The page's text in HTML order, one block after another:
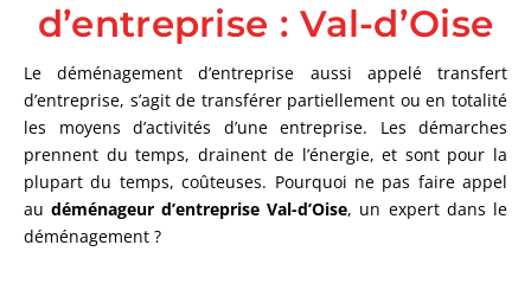
d’entreprise : Val-d’Oise
Le déménagement d’entreprise aussi appelé transfert
d’entreprise, s’agit de transférer partiellement ou en totalité
les moyens d’activités d’une entreprise. Les démarches
prennent du temps, drainent de l’énergie, et sont pour la
plupart du temps, coûteuses. Pourquoi ne pas faire appel
au déménageur d’entreprise Val-d’Oise, un expert dans le
déménagement ?